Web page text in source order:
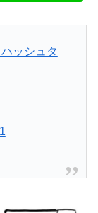
ッシュタ